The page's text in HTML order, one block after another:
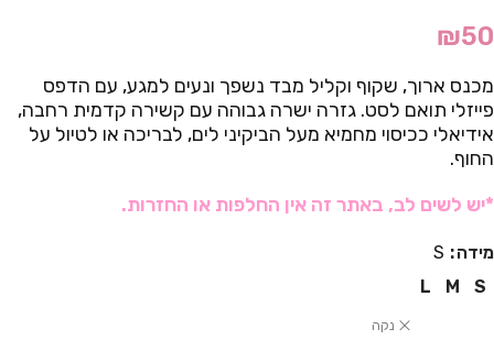
₪50
מכנס ארוך, שקוף וקליל מבד נשפך ונעים למגע, עם הדפס
פייזלי תואם לסט. גזרה ישרה גבוהה עם קשירה קדמית רחבה,
אידיאלי ככיסוי מחמיא מעל הביקיני לים, לבריכה או לטיול על
החוף.
*יש לשים לב, באתר זה אין החלפות או החזרות.
מידה
S
S
M
L
נקה